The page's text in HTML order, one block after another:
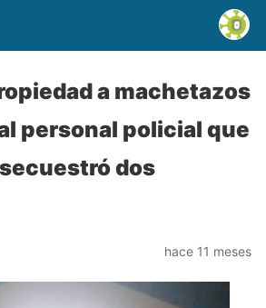
a machetazos
personal policial que
dos
hace 11 meses